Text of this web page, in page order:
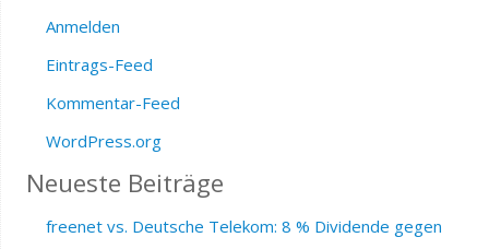
Anmelden
Eintrags-Feed
Kommentar-Feed
WordPress.org
Neueste Beiträge
freenet vs. Deutsche Telekom: 8 % Dividende gegen